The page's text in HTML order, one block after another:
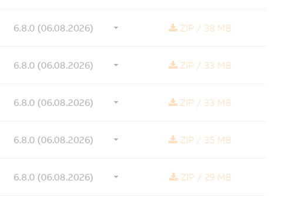
6.8.0 (06.08.2026) ZIP / 38 MB
6.8.0 (06.08.2026) ZIP / 33 MB
6.8.0 (06.08.2026) ZIP / 33 MB
6.8.0 (06.08.2026) ZIP / 35 MB
6.8.0 (06.08.2026) ZIP / 29 MB